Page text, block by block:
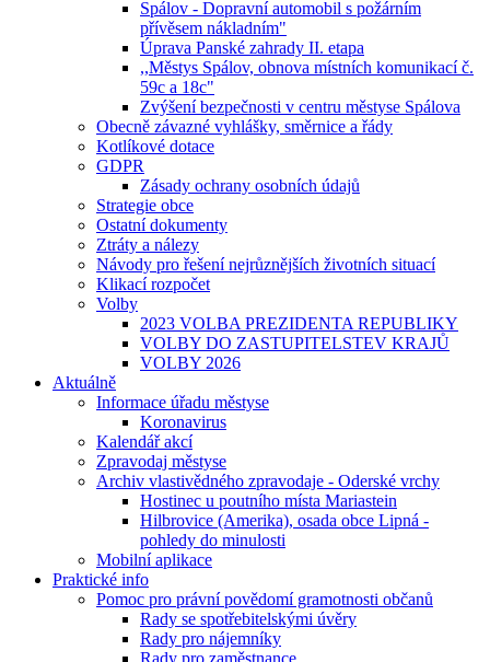
Spálov - Dopravní automobil s požárním
přívěsem nákladním"
Úprava Panské zahrady II. etapa
,,Městys Spálov, obnova místních komunikací č.
59c a 18c"
Zvýšení bezpečnosti v centru městyse Spálova
Obecně závazné vyhlášky, směrnice a řády
Kotlíkové dotace
GDPR
Zásady ochrany osobních údajů
Strategie obce
Ostatní dokumenty
Ztráty a nálezy
Návody pro řešení nejrůznějších životních situací
Klikací rozpočet
Volby
2023 VOLBA PREZIDENTA REPUBLIKY
VOLBY DO ZASTUPITELSTEV KRAJŮ
VOLBY 2026
Aktuálně
Informace úřadu městyse
Koronavirus
Kalendář akcí
Zpravodaj městyse
Archiv vlastivědného zpravodaje - Oderské vrchy
Hostinec u poutního místa Mariastein
Hilbrovice (Amerika), osada obce Lipná -
pohledy do minulosti
Mobilní aplikace
Praktické info
Pomoc pro právní povědomí gramotnosti občanů
Rady se spotřebitelskými úvěry
Rady pro nájemníky
Rady pro zaměstnance